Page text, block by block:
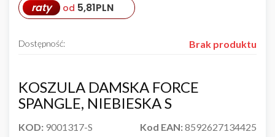
KOSZULA DAMSKA FORCE
SPANGLE, NIEBIESKA S
KOD: 9001317-S Kod EAN:8592627134425
raty od 5,81PLN
Dostępność: Brak produktu